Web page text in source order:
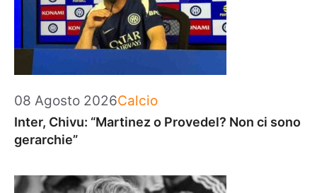
08 Agosto 2026Categorie
Calcio
Inter, Chivu: “Martinez o Provedel? Non ci sono
gerarchie”